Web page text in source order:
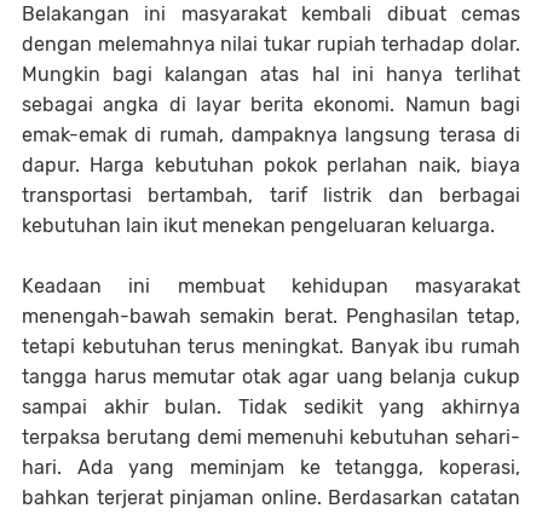
Belakangan ini masyarakat kembali dibuat cemas
dengan melemahnya nilai tukar rupiah terhadap dolar.
Mungkin bagi kalangan atas hal ini hanya terlihat
sebagai angka di layar berita ekonomi. Namun bagi
emak-emak di rumah, dampaknya langsung terasa di
dapur. Harga kebutuhan pokok perlahan naik, biaya
transportasi bertambah, tarif listrik dan berbagai
kebutuhan lain ikut menekan pengeluaran keluarga.
Keadaan ini membuat kehidupan masyarakat
menengah-bawah semakin berat. Penghasilan tetap,
tetapi kebutuhan terus meningkat. Banyak ibu rumah
tangga harus memutar otak agar uang belanja cukup
sampai akhir bulan. Tidak sedikit yang akhirnya
terpaksa berutang demi memenuhi kebutuhan sehari-
hari. Ada yang meminjam ke tetangga, koperasi,
bahkan terjerat pinjaman online. Berdasarkan catatan